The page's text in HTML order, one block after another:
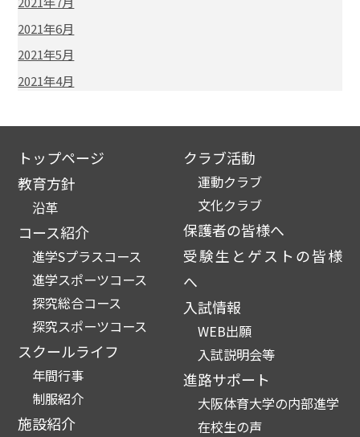
2021年6月
2021年5月
2021年4月
トップページ
教育方針
沿革
コース紹介
進学Sプラスコース
進学スポーツコース
探究総合コース
探究スポーツコース
スクールライフ
年間行事
制服紹介
施設紹介
クラブ活動
運動クラブ
文化クラブ
保護者の皆様へ
受験生とゲストの皆様
へ
入試情報
WEB出願
入試説明会等
進路サポート
大阪体育大学の内部進学
在校生の声